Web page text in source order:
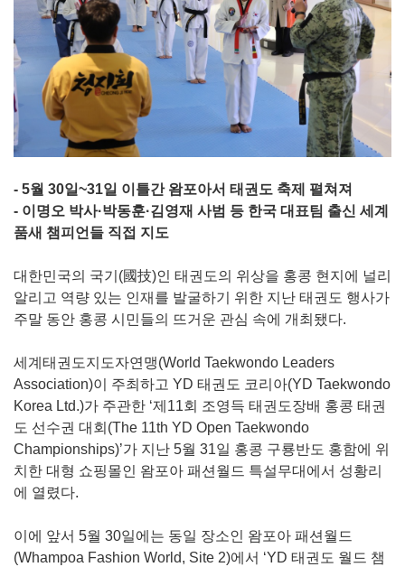
- 5월 30일~31일 이틀간 왐포아서 태권도 축제 펼쳐져
- 이명오 박사·박동훈·김영재 사범 등 한국 대표팀 출신 세계
품새 챔피언들 직접 지도
대한민국의 국기(國技)인 태권도의 위상을 홍콩 현지에 널리
알리고 역량 있는 인재를 발굴하기 위한 지난 태권도 행사가
주말 동안 홍콩 시민들의 뜨거운 관심 속에 개최됐다.
세계태권도지도자연맹(World Taekwondo Leaders
Association)이 주최하고 YD 태권도 코리아(YD Taekwondo
Korea Ltd.)가 주관한 ‘제11회 조영득 태권도장배 홍콩 태권
도 선수권 대회(The 11th YD Open Taekwondo
Championships)’가 지난 5월 31일 홍콩 구룡반도 홍함에 위
치한 대형 쇼핑몰인 왐포아 패션월드 특설무대에서 성황리
에 열렸다.
이에 앞서 5월 30일에는 동일 장소인 왐포아 패션월드
(Whampoa Fashion World, Site 2)에서 ‘YD 태권도 월드 챔